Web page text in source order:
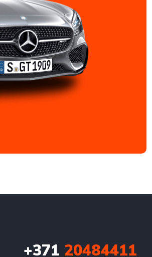
+371 20484411